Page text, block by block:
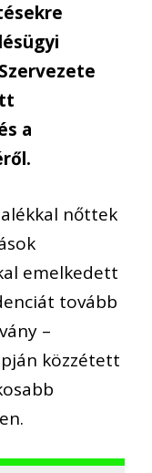
a
nőttek
emelkedett
tovább
–
közzétett